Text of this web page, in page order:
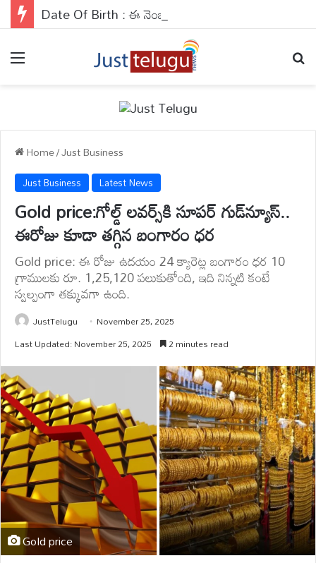
Home/Just Business
Just Business Latest News
Gold price:గోల్డ్‌ లవర్స్‌కి సూపర్‌ గుడ్‌న్యూస్‌..
ఈరోజు కూడా తగ్గిన బంగారం ధర
Gold price: ఈ రోజు ఉదయం 24 క్యారెట్ల బంగారం ధర 10
గ్రాములకు రూ. 1,25,120 పలుకుతోంది, ఇది నిన్నటి కంటే
స్వల్పంగా తక్కువగా ఉంది.
JustTelugu
November 25, 2025
Last Updated: November 25, 2025
2 minutes read
Gold price